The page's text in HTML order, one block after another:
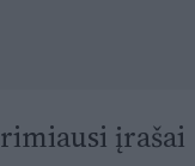
įrašai